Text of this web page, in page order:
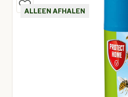
ALLEEN AFHALEN